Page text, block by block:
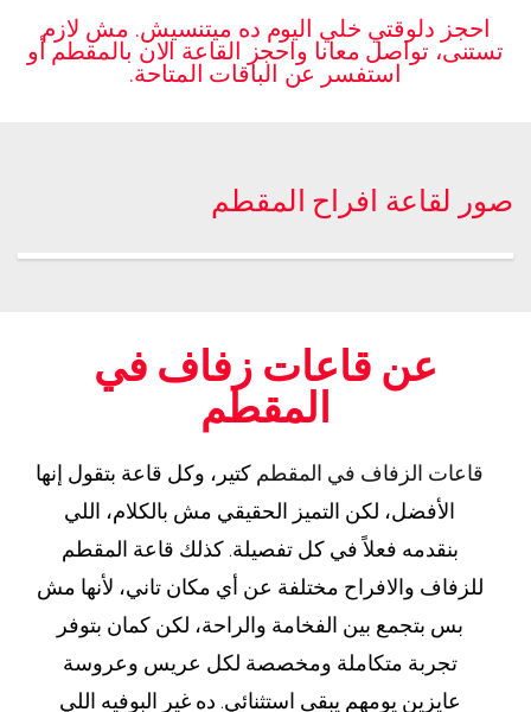
احجز دلوقتي خلي اليوم ده ميتنسيش. مش لازم
تستنى، تواصل معانا واحجز القاعة الان بالمقطم أو
استفسر عن الباقات المتاحة.
صور لقاعة افراح المقطم
عن قاعات زفاف في
المقطم
قاعات الزفاف في المقطم كتير، وكل قاعة بتقول إنها
الأفضل، لكن التميز الحقيقي مش بالكلام، اللي
بنقدمه فعلاً في كل تفصيلة. كذلك قاعة المقطم
للزفاف والافراح مختلفة عن أي مكان تاني، لأنها مش
بس بتجمع بين الفخامة والراحة، لكن كمان بتوفر
تجربة متكاملة ومخصصة لكل عريس وعروسة
عايزين يومهم يبقى استثنائي. ده غير البوفيه اللي